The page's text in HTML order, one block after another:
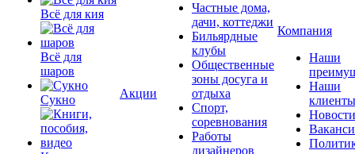
Всё для кия
Всё для
шаров
Сукно Акции
Частные дома,
дачи, коттеджи
Бильярдные
клубы
Общественные
зоны досуга и
отдыха
Спорт,
соревнования
Работы
дизайнеров
Компания
Наши
Наши
клиенты
Новости